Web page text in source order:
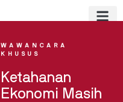
WAWANCARA
KHUSUS
Ketahanan
Ekonomi Masih